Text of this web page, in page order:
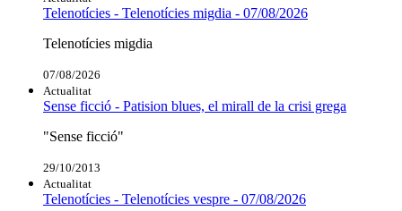
Telenotícies - Telenotícies migdia - 07/08/2026
Telenotícies migdia
07/08/2026
Actualitat
Sense ficció - Patision blues, el mirall de la crisi grega
"Sense ficció"
29/10/2013
Actualitat
Telenotícies - Telenotícies vespre - 07/08/2026